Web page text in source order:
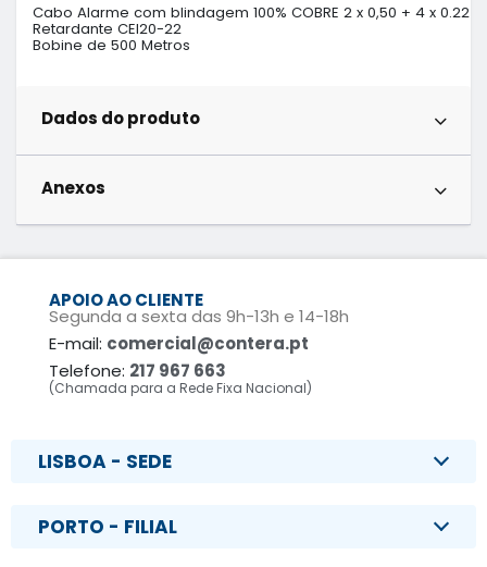
Cabo Alarme com blindagem 100% COBRE 2 x 0,50 + 4 x 0.22
Retardante CEI20-22
Bobine de 500 Metros
Dados do produto
Anexos
APOIO AO CLIENTE
Segunda a sexta das 9h-13h e 14-18h
E-mail: comercial@contera.pt
Telefone: 217 967 663
(Chamada para a Rede Fixa Nacional)
LISBOA - SEDE
PORTO - FILIAL